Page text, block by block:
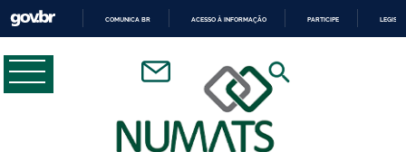
CONTEÚDO
COMUNICA BR ACESSO À INFORMAÇÃO PARTICIPE